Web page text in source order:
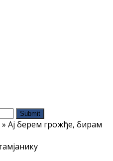
Submit
» Ај берем грожђе, бирам